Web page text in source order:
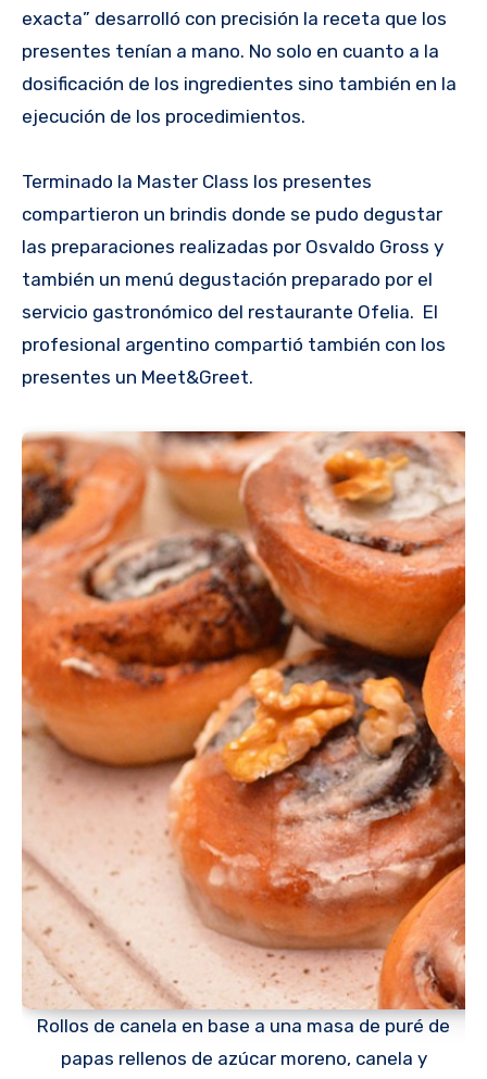
exacta” desarrolló con precisión la receta que los
presentes tenían a mano. No solo en cuanto a la
dosificación de los ingredientes sino también en la
ejecución de los procedimientos.
Terminado la Master Class los presentes
compartieron un brindis donde se pudo degustar
las preparaciones realizadas por Osvaldo Gross y
también un menú degustación preparado por el
servicio gastronómico del restaurante Ofelia. El
profesional argentino compartió también con los
presentes un Meet&Greet.
Rollos de canela en base a una masa de puré de
papas rellenos de azúcar moreno, canela y